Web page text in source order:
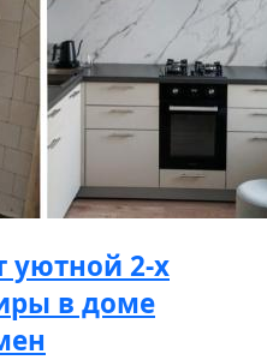
уютной 2-х
в доме